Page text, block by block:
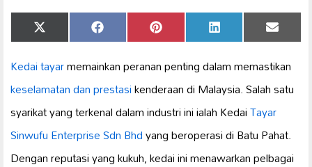
Share
on
X
(Twitter)
Share
on
Facebook Share
on
Pinterest Share
on
LinkedIn Share
on
Email
Kedai tayarmemainkan peranan penting dalam memastikan
keselamatan dan prestasikenderaan di Malaysia. Salah satu
syarikat yang terkenal dalam industri ini ialah KedaiTayar
Sinwufu Enterprise Sdn Bhdyang beroperasi di Batu Pahat.
Dengan reputasi yang kukuh, kedai ini menawarkan pelbagai